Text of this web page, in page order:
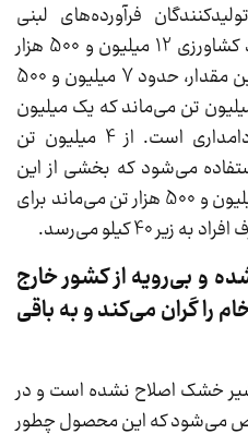
فرآورده‌های لبنی
می‌گوید: مطابق آمار وزارت جهاد کشاورزی 12 میلیون و 500 هزار
تن شیر خام در کشور داریم. از این مقدار، حدود 7 میلیون و 500
تن سهم صادرات است. 5 میلیون تن می‌ماند که یک میلیون
تن برای مصرف گوساله‌ها در دامداری است. از 4 میلیون تن
می‌شود که بخشی از این
تولیدات نیز صادر می‌شود. 3 میلیون و 500 هزار تن می‌ماند برای
و بی‌رویه از کشور خارج
گران می‌کند و به باقی
شیر خشک اصلاح نشده است و در
می‌شود که این محصول چطور